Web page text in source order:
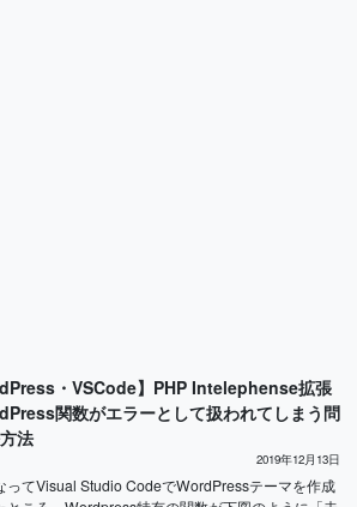
・VSCode】PHP Intelephense拡張
関数がエラーとして扱われてしまう問
法
2019年12月13日
ってVisual Studio CodeでWordPressテーマを作成